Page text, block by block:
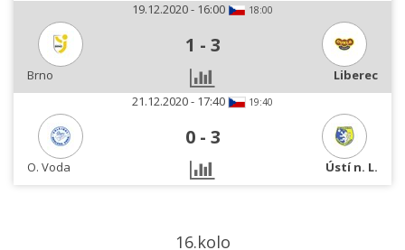
19.12.2020 - 16:00
18:00
1 - 3
Brno
Liberec
21.12.2020 - 17:40
19:40
0 - 3
O. Voda Ústí n. L.
16.kolo